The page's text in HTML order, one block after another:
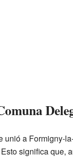
unió a Formigny-
significa que,